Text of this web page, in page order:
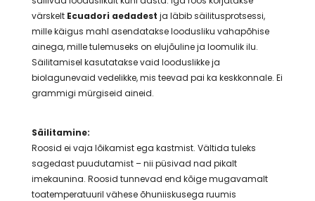
värskelt Ecuadori aedadest ja läbib säilitusprotsessi,
mille käigus mahl asendatakse loodusliku vahapõhise
ainega, mille tulemuseks on elujõuline ja loomulik ilu.
Säilitamisel kasutatakse vaid looduslikke ja
biolagunevaid vedelikke, mis teevad pai ka keskkonnale. Ei
grammigi mürgiseid aineid.
Säilitamine:
Roosid ei vaja lõikamist ega kastmist. Vältida tuleks
sagedast puudutamist – nii püsivad nad pikalt
imekaunina. Roosid tunnevad end kõige mugavamalt
toatemperatuuril vähese õhuniiskusega ruumis